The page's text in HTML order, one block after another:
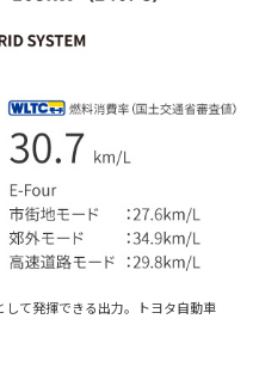
て発揮できる出力。トヨタ自動車